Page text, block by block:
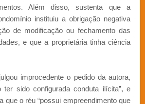
Além disso, sustenta que a
instituiu a obrigação negativa
de modificação ou fechamento das
e que a proprietária tinha ciência
improcedente o pedido da autora,
ter sido configurada conduta ilícita”, e
que o réu “possui empreendimento que